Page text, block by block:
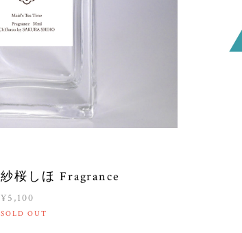
紗桜しほ Fragrance
¥5,100
SOLD OUT